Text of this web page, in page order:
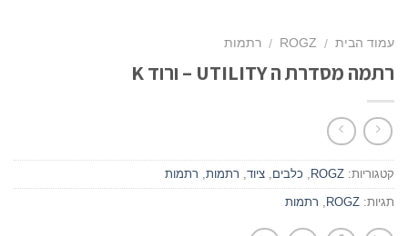
עמוד הבית /
ROGZ
/ רתמות
רתמה מסדרת ה UTILITY – ורוד K
קטגוריות: ROGZ
, כלבים, ציוד, רתמות, רתמות
תגיות: ROGZ
, רתמות